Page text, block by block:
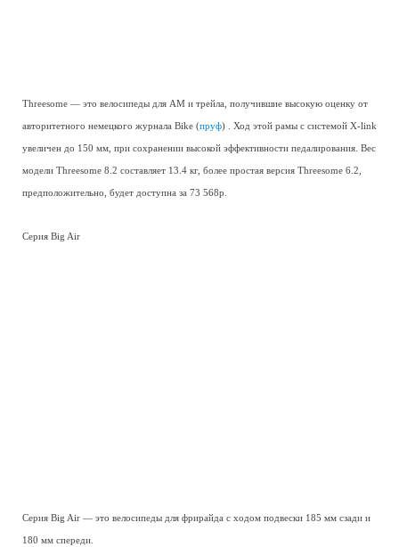
Threesome — это велосипеды для АМ и трейла, получившие высокую оценку от
авторитетного немецкого журнала Bike (пруф) . Ход этой рамы с системой X-link
увеличен до 150 мм, при сохранении высокой эффективности педалирования. Вес
модели Threesome 8.2 составляет 13.4 кг, более простая версия Threesome 6.2,
предположительно, будет доступна за 73 568р.
Серия Big Air
Серия Big Air — это велосипеды для фрирайда с ходом подвески 185 мм сзади и
180 мм спереди.